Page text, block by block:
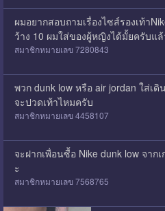
ผมอยากสอบถามเรื่องไซส์รองเท้า
ว้าง 10 ผมใส่ของผู้หญิงได้มั้ยครับแ
สมาชิกหมายเลข 7280843
พวก dunk low หรือ air jordan ใส่เ
จะปวดเท้าไหมครับ
สมาชิกหมายเลข 4458107
จะฝากเพื่อนซื้อ Nike dunk low จาก
ะ
สมาชิกหมายเลข 7568765